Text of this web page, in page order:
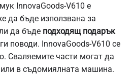
InnovaGoods-V610 е
да бъде използвана за
да бъде подходящ подарък
поводи. InnovaGoods-V610 се
Сваляемите части могат да
в съдомиялната машина.